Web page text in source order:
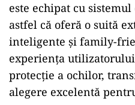
este echipat cu
astfel că oferă o suită
inteligente și family-
experiența
protecție a ochilor,
alegere excelentă